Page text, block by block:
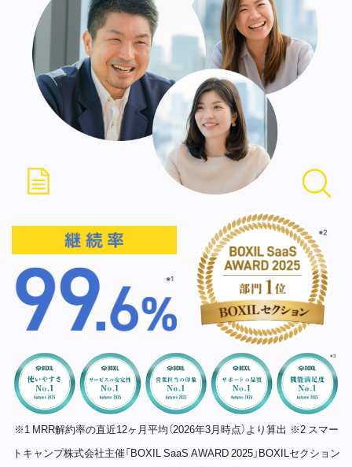
※1 MRR解約率の直近12ヶ月平均（2026年3月時点）より算出 ※2 スマー
トキャンプ株式会社主催「BOXIL SaaS AWARD 2025」BOXILセクション